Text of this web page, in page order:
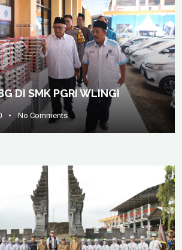
DI SMK PGRI WLINGI
• No Comments